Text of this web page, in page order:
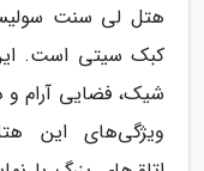
هتل لی سنت
کبک سیتی است.
شیک، فضایی آرام و
ویژگی‌های این